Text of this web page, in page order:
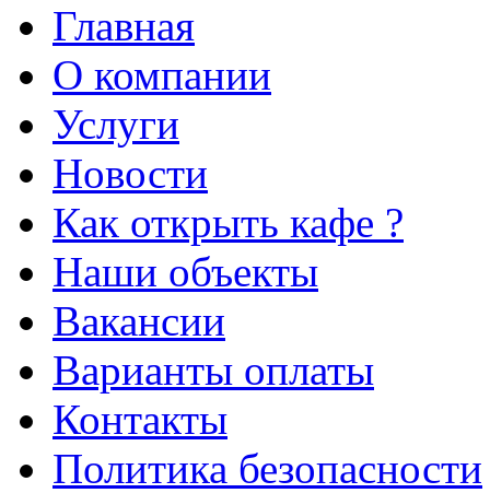
Главная
О компании
Услуги
Новости
Как открыть кафе ?
Наши объекты
Вакансии
Варианты оплаты
Контакты
Политика безопасности